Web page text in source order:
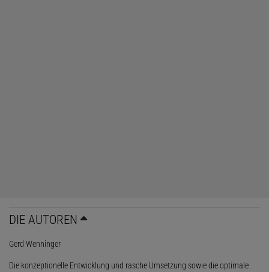
DIE AUTOREN
Gerd Wenninger
Die konzeptionelle Entwicklung und rasche Umsetzung sowie die optimale